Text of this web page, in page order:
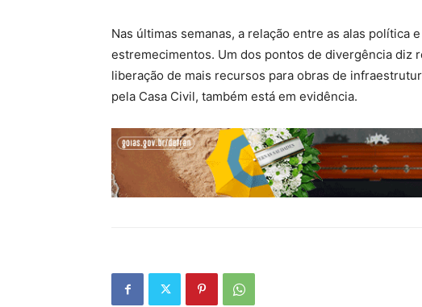
Nas últimas semanas, a relação entre as alas política
estremecimentos. Um dos pontos de divergência diz
liberação de mais recursos para obras de
pela Casa Civil, também está em evidência.